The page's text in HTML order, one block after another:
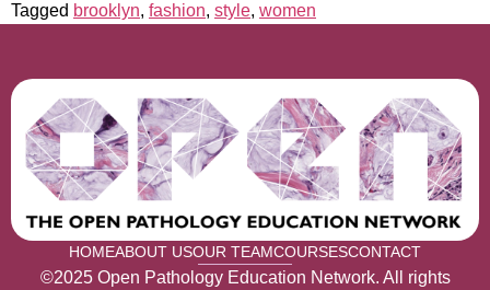
Tagged brooklyn, fashion, style, women
HOMEABOUT USOUR TEAMCOURSESCONTACT
©2025 Open Pathology Education Network. All rights